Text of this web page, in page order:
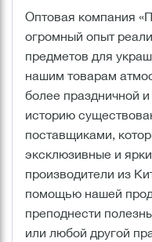
Оптовая компания
огромный опыт
предметов для
нашим товарам
более праздничной
историю
поставщиками,
эксклюзивные и
производители из
помощью нашей
преподнести
или любой другой